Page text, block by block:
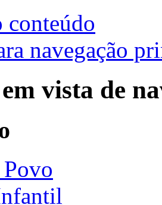
conteúdo
navegação
vista de